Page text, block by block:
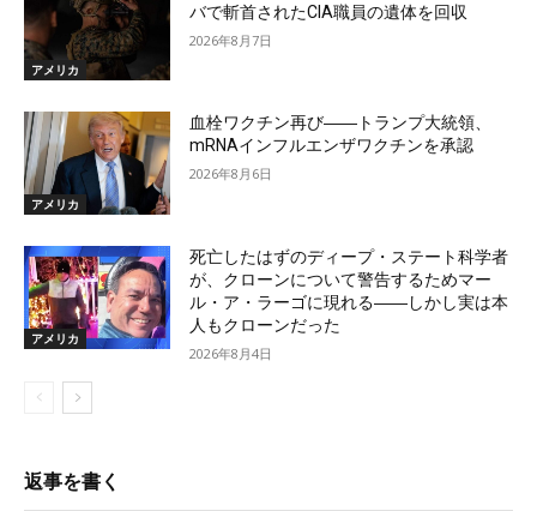
アメリカ
バで斬首されたCIA職員の遺体を回収
2026年8月7日
アメリカ
血栓ワクチン再び――トランプ大統領、
mRNAインフルエンザワクチンを承認
2026年8月6日
アメリカ
死亡したはずのディープ・ステート科学者
が、クローンについて警告するためマー
ル・ア・ラーゴに現れる――しかし実は本
人もクローンだった
2026年8月4日
返事を書く